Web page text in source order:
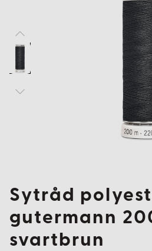
Sytråd
gutermann
svartbrun